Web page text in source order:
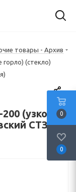
товары - Архив
(стекло)
(узкое
СТЗ/
0
0